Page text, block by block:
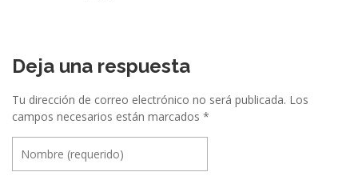
Deja una respuesta
Tu dirección de correo electrónico no será publicada. Los
campos necesarios están marcados *